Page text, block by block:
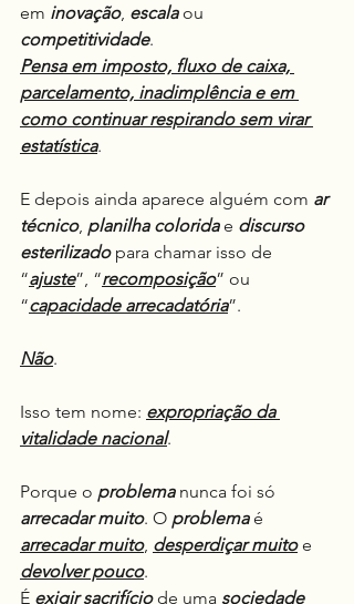
em inovação, escala ou
competitividade.
Pensa em imposto, fluxo de caixa,
parcelamento, inadimplência e em
como continuar respirando sem virar
estatística.
E depois ainda aparece alguém com ar
técnico, planilha colorida e discurso
esterilizado para chamar isso de
“ajuste”, “recomposição” ou
“capacidade arrecadatória”.
Não.
Isso tem nome: expropriação da
vitalidade nacional.
Porque o problema nunca foi só
arrecadar muito. O problema é
arrecadar muito, desperdiçar muito e
devolver pouco.
É exigir sacrifício de uma sociedade